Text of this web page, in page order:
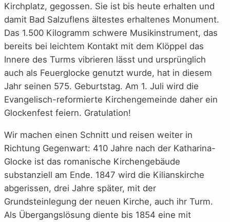
Kirchplatz, gegossen. Sie ist bis heute erhalten und
damit Bad Salzuflens ältestes erhaltenes Monument.
Das 1.500 Kilogramm schwere Musikinstrument, das
bereits bei leichtem Kontakt mit dem Klöppel das
Innere des Turms vibrieren lässt und ursprünglich
auch als Feuerglocke genutzt wurde, hat in diesem
Jahr seinen 575. Geburtstag. Am 1. Juli wird die
Evangelisch-reformierte Kirchengemeinde daher ein
Glockenfest feiern. Gratulation!
Wir machen einen Schnitt und reisen weiter in
Richtung Gegenwart: 410 Jahre nach der Katharina-
Glocke ist das romanische Kirchengebäude
substanziell am Ende. 1847 wird die Kilianskirche
abgerissen, drei Jahre später, mit der
Grundsteinlegung der neuen Kirche, auch ihr Turm.
Als Übergangslösung diente bis 1854 eine mit